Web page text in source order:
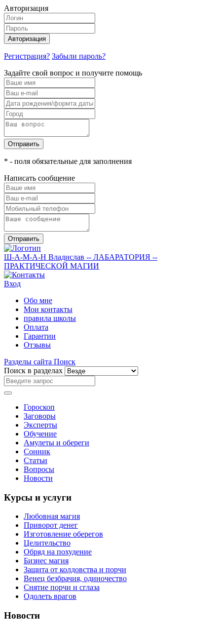
Авторизация
Авторизация
Регистрация? Забыли пароль?
Задайте свой вопрос и получите помощь
Отправить
* - поля обязательные для заполнения
Написать сообщение
Отправить
Ш-А-М-А-Н Владислав -- ЛАБАРАТОРИЯ --
ПРАКТИЧЕСКОЙ МАГИИ
Вход
Обо мне
Мои контакты
правила школы
Оплата
Гарантии
Отзывы
Разделы сайта Поиск
Поиск в разделах
Гороскоп
Заговоры
Эксперты
Обучение
Амулеты и обереги
Сонник
Статьи
Вопросы
Новости
Курсы и услуги
Любовная магия
Приворот денег
Изготовление оберегов
Целительство
Обряд на похудение
Бизнес магия
Защита от колдовства и порчи
Венец безбрачия, одиночество
Снятие порчи и сглаза
Одолеть врагов
Новости